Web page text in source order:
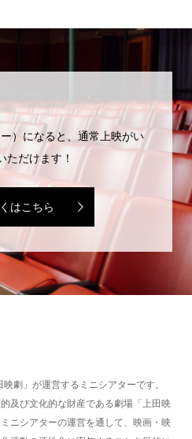
）になると、通常上映がい
だけます！
はこちら
劇」が運営するミニシアターです。
及び文化的な財産である劇場「上田映
ニシアターの運営を通して、映画・映